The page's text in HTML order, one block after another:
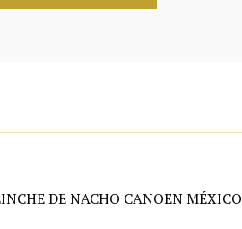
DE NACHO CANOEN MÉXICO